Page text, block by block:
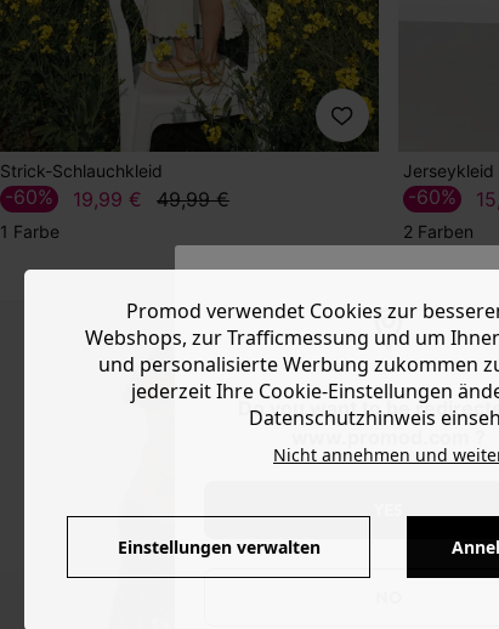
Do you want to be
Strick-Schlauchkleid
19,99 € 49,99 €
-60%
1 Farbe
Jerseykleid
-60%
2 Farben
Promod verwendet Cookies zur
Webshops, zur Trafficmessung und um
und personalisierte Werbung zukommen
jederzeit Ihre Cookie-Einstellungen
Datenschutzhinweis
Nicht annehmen und
Einstellungen verwalten